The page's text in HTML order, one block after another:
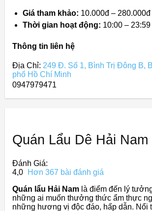
Giá tham khảo: 10.000đ – 280.000đ
Thời gian hoạt động: 10:00 – 23:59
Thông tin liên hệ
Địa Chỉ: 249 Đ. Số 1, Bình Trị Đông B,
phố Hồ Chí Minh
0947979471
Quán Lẩu Dê Hải Nam
Đánh Giá:
4,0
Hơn 367 bài đánh giá
Quán lẩu Hải Nam là điểm đến lý
những ai muốn thưởng thức ẩm thực
những hương vị độc đáo, hấp dẫn. Nổi